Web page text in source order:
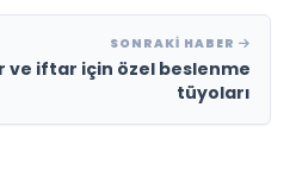
SONRAKI HABER
ve iftar için özel beslenme
tüyoları